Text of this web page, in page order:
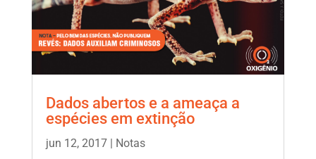
Dados abertos e a ameaça a
espécies em extinção
jun 12, 2017| Notas